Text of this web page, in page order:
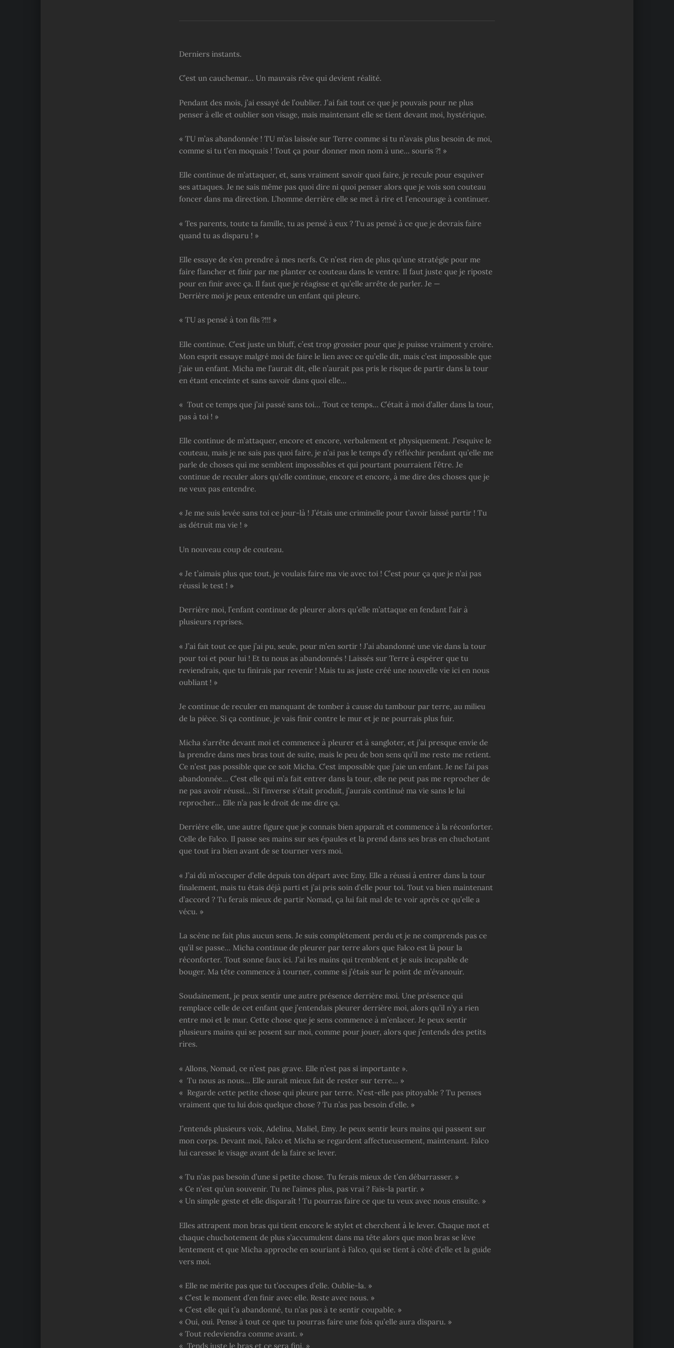
Derniers instants.
C’est un cauchemar… Un mauvais rêve qui devient réalité.
Pendant des mois, j’ai essayé de l’oublier. J’ai fait tout ce que je pouvais pour ne plus
penser à elle et oublier son visage, mais maintenant elle se tient devant moi, hystérique.
« TU m’as abandonnée ! TU m’as laissée sur Terre comme si tu n’avais plus besoin de moi,
comme si tu t’en moquais ! Tout ça pour donner mon nom à une… souris ?! »
Elle continue de m’attaquer, et, sans vraiment savoir quoi faire, je recule pour esquiver
ses attaques. Je ne sais même pas quoi dire ni quoi penser alors que je vois son couteau
foncer dans ma direction. L’homme derrière elle se met à rire et l’encourage à continuer.
« Tes parents, toute ta famille, tu as pensé à eux ? Tu as pensé à ce que je devrais faire
quand tu as disparu ! »
Elle essaye de s’en prendre à mes nerfs. Ce n’est rien de plus qu’une stratégie pour me
faire flancher et finir par me planter ce couteau dans le ventre. Il faut juste que je riposte
pour en finir avec ça. Il faut que je réagisse et qu’elle arrête de parler. Je —
Derrière moi je peux entendre un enfant qui pleure.
« TU as pensé à ton fils ?!!! »
Elle continue. C’est juste un bluff, c’est trop grossier pour que je puisse vraiment y croire.
Mon esprit essaye malgré moi de faire le lien avec ce qu’elle dit, mais c’est impossible que
j’aie un enfant. Micha me l’aurait dit, elle n’aurait pas pris le risque de partir dans la tour
en étant enceinte et sans savoir dans quoi elle…
« Tout ce temps que j’ai passé sans toi… Tout ce temps… C’était à moi d’aller dans la tour,
pas à toi ! »
Elle continue de m’attaquer, encore et encore, verbalement et physiquement. J’esquive le
couteau, mais je ne sais pas quoi faire, je n’ai pas le temps d’y réfléchir pendant qu’elle me
parle de choses qui me semblent impossibles et qui pourtant pourraient l’être. Je
continue de reculer alors qu’elle continue, encore et encore, à me dire des choses que je
ne veux pas entendre.
« Je me suis levée sans toi ce jour-là ! J’étais une criminelle pour t’avoir laissé partir ! Tu
as détruit ma vie ! »
Un nouveau coup de couteau.
« Je t’aimais plus que tout, je voulais faire ma vie avec toi ! C’est pour ça que je n’ai pas
réussi le test ! »
Derrière moi, l’enfant continue de pleurer alors qu’elle m’attaque en fendant l’air à
plusieurs reprises.
« J’ai fait tout ce que j’ai pu, seule, pour m’en sortir ! J’ai abandonné une vie dans la tour
pour toi et pour lui ! Et tu nous as abandonnés ! Laissés sur Terre à espérer que tu
reviendrais, que tu finirais par revenir ! Mais tu as juste créé une nouvelle vie ici en nous
oubliant ! »
Je continue de reculer en manquant de tomber à cause du tambour par terre, au milieu
de la pièce. Si ça continue, je vais finir contre le mur et je ne pourrais plus fuir.
Micha s’arrête devant moi et commence à pleurer et à sangloter, et j’ai presque envie de
la prendre dans mes bras tout de suite, mais le peu de bon sens qu’il me reste me retient.
Ce n’est pas possible que ce soit Micha. C’est impossible que j’aie un enfant. Je ne l’ai pas
abandonnée… C’est elle qui m’a fait entrer dans la tour, elle ne peut pas me reprocher de
ne pas avoir réussi… Si l’inverse s’était produit, j’aurais continué ma vie sans le lui
reprocher… Elle n’a pas le droit de me dire ça.
Derrière elle, une autre figure que je connais bien apparaît et commence à la réconforter.
Celle de Falco. Il passe ses mains sur ses épaules et la prend dans ses bras en chuchotant
que tout ira bien avant de se tourner vers moi.
« J’ai dû m’occuper d’elle depuis ton départ avec Emy. Elle a réussi à entrer dans la tour
finalement, mais tu étais déjà parti et j’ai pris soin d’elle pour toi. Tout va bien maintenant
d’accord ? Tu ferais mieux de partir Nomad, ça lui fait mal de te voir après ce qu’elle a
vécu. »
La scène ne fait plus aucun sens. Je suis complètement perdu et je ne comprends pas ce
qu’il se passe… Micha continue de pleurer par terre alors que Falco est là pour la
réconforter. Tout sonne faux ici. J’ai les mains qui tremblent et je suis incapable de
bouger. Ma tête commence à tourner, comme si j’étais sur le point de m’évanouir.
Soudainement, je peux sentir une autre présence derrière moi. Une présence qui
remplace celle de cet enfant que j’entendais pleurer derrière moi, alors qu’il n’y a rien
entre moi et le mur. Cette chose que je sens commence à m’enlacer. Je peux sentir
plusieurs mains qui se posent sur moi, comme pour jouer, alors que j’entends des petits
rires.
« Allons, Nomad, ce n’est pas grave. Elle n’est pas si importante ».
« Tu nous as nous… Elle aurait mieux fait de rester sur terre… »
« Regarde cette petite chose qui pleure par terre. N’est-elle pas pitoyable ? Tu penses
vraiment que tu lui dois quelque chose ? Tu n’as pas besoin d’elle. »
J’entends plusieurs voix, Adelina, Maliel, Emy. Je peux sentir leurs mains qui passent sur
mon corps. Devant moi, Falco et Micha se regardent affectueusement, maintenant. Falco
lui caresse le visage avant de la faire se lever.
« Tu n’as pas besoin d’une si petite chose. Tu ferais mieux de t’en débarrasser. »
« Ce n’est qu’un souvenir. Tu ne l’aimes plus, pas vrai ? Fais-la partir. »
« Un simple geste et elle disparaît ! Tu pourras faire ce que tu veux avec nous ensuite. »
Elles attrapent mon bras qui tient encore le stylet et cherchent à le lever. Chaque mot et
chaque chuchotement de plus s’accumulent dans ma tête alors que mon bras se lève
lentement et que Micha approche en souriant à Falco, qui se tient à côté d’elle et la guide
vers moi.
« Elle ne mérite pas que tu t’occupes d’elle. Oublie-la. »
« C’est le moment d’en finir avec elle. Reste avec nous. »
« C’est elle qui t’a abandonné, tu n’as pas à te sentir coupable. »
« Oui, oui. Pense à tout ce que tu pourras faire une fois qu’elle aura disparu. »
« Tout redeviendra comme avant. »
« Tends juste le bras et ce sera fini. »